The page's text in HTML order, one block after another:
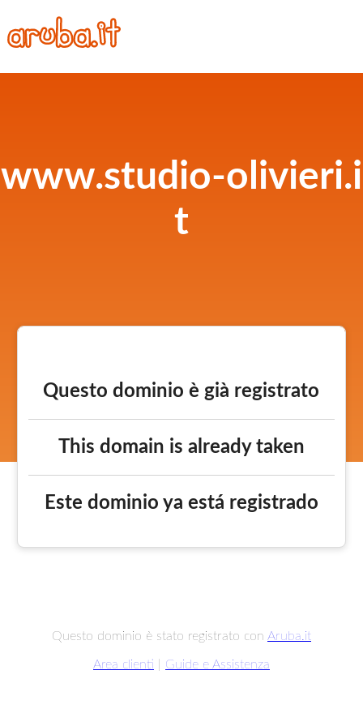
www.studio-olivieri.i
t
Questo dominio è già registrato
This domain is already taken
Este dominio ya está registrado
Questo dominio è stato registrato con Aruba.it
Area clienti Guide e Assistenza